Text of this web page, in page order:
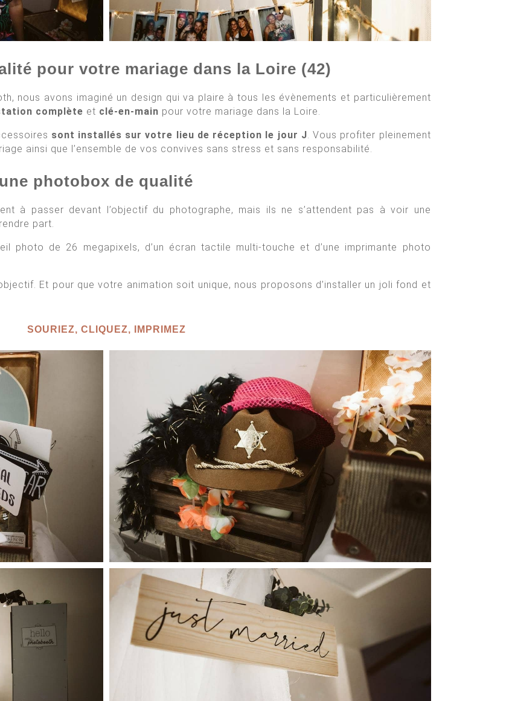
pour votre mariage dans la Loire (42)
nous avons imaginé un design qui va plaire à tous les évènements et particulièrement
complète et clé-en-main pour votre mariage dans la Loire.
sont installés sur votre lieu de réception le jour J. Vous profiter pleinement
ainsi que l’ensemble de vos convives sans stress et sans responsabilité.
photobox de qualité
à passer devant l’objectif du photographe, mais ils ne s’attendent pas à voir une
part.
photo de 26 megapixels, d’un écran tactile multi-touche et d’une imprimante photo
Et pour que votre animation soit unique, nous proposons d’installer un joli fond et
SOURIEZ, CLIQUEZ, IMPRIMEZ